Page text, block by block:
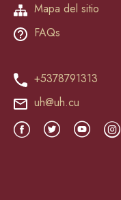
Mapa del sitio
FAQs
+5378791313
uh@uh.cu